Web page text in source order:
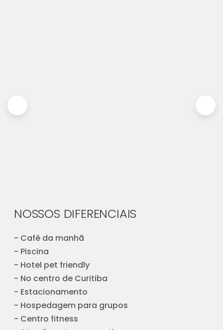
NOSSOS DIFERENCIAIS
- Café da manhã
- Piscina
- Hotel pet friendly
- No centro de Curitiba
- Estacionamento
- Hospedagem para grupos
- Centro fitness